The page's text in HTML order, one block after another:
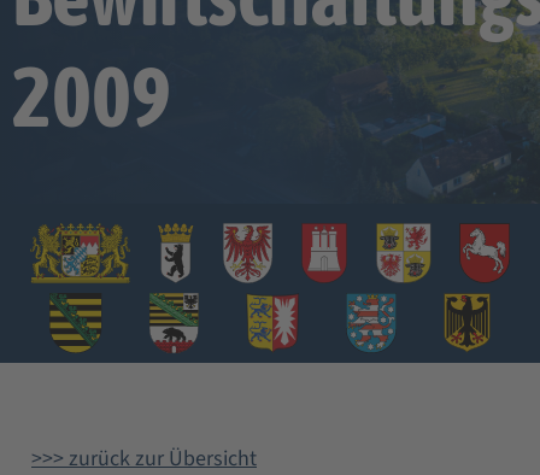
2009
>>> zurück zur Übersicht